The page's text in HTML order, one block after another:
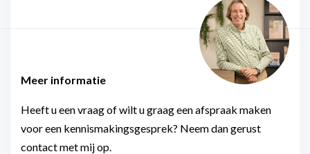
Meer informatie
Heeft u een vraag of wilt u graag een afspraak maken
voor een kennismakingsgesprek? Neem dan gerust
contact met mij op.